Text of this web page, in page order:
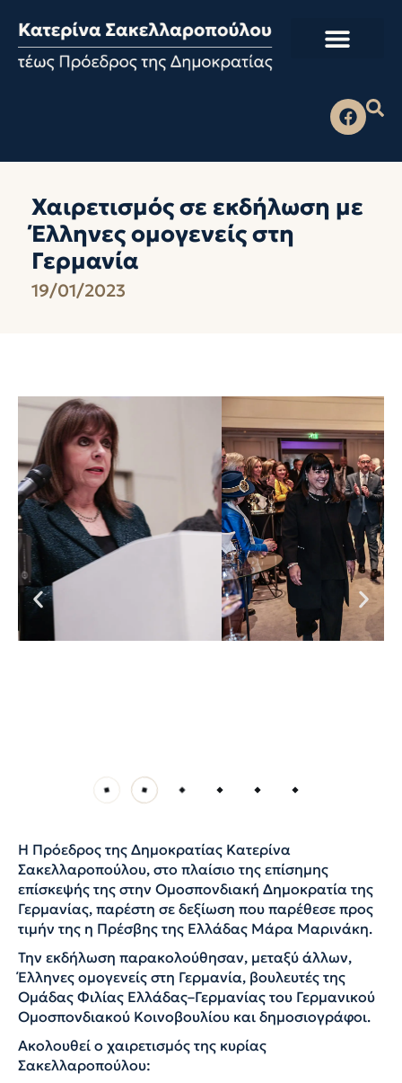
Χαιρετισμός σε εκδήλωση με
Έλληνες ομογενείς στη
Γερμανία
19/01/2023
Η Πρόεδρος της Δημοκρατίας Κατερίνα
Σακελλαροπούλου, στο πλαίσιο της επίσημης
επίσκεψής της στην Ομοσπονδιακή Δημοκρατία της
Γερμανίας, παρέστη σε δεξίωση που παρέθεσε προς
τιμήν της η Πρέσβης της Ελλάδας Μάρα Μαρινάκη.
Την εκδήλωση παρακολούθησαν, μεταξύ άλλων,
Έλληνες ομογενείς στη Γερμανία, βουλευτές της
Ομάδας Φιλίας Ελλάδας–Γερμανίας του Γερμανικού
Ομοσπονδιακού Κοινοβουλίου και δημοσιογράφοι.
Ακολουθεί ο χαιρετισμός της κυρίας
Σακελλαροπούλου: